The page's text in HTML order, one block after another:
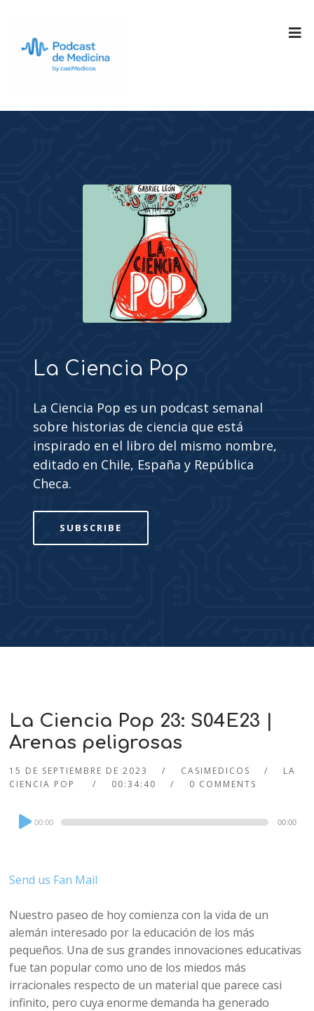
La Ciencia Pop
La Ciencia Pop es un podcast semanal
sobre historias de ciencia que está
inspirado en el libro del mismo nombre,
editado en Chile, España y República
Checa.
SUBSCRIBE
La Ciencia Pop 23: S04E23 |
Arenas peligrosas
15 DE SEPTIEMBRE DE 2023 CASIMEDICOS
LA
CIENCIA POP
00:34:40 0 COMMENTS
Audio
Player
00:00 00:00
Send us Fan Mail
Nuestro paseo de hoy comienza con la vida de un
alemán interesado por la educación de los más
pequeños. Una de sus grandes innovaciones educativas
fue tan popular como uno de los miedos más
irracionales respecto de un material que parece casi
infinito, pero cuya enorme demanda ha generado